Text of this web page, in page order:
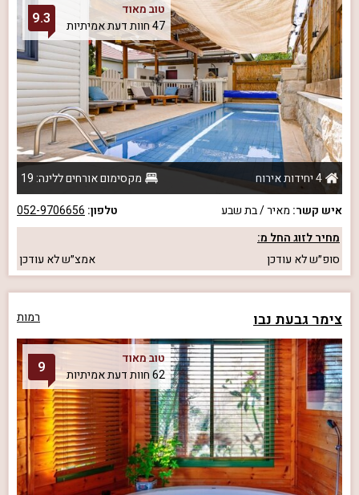
טוב מאוד
47 חוות דעת אמיתיות
9.3
4 יחידות אירוח
מקסימום אורחים ללינה: 19
איש קשר: מאיר / בת שבע טלפון: 052-9706656
מחיר לזוג החל מ:
סופ״שלא עודכן אמצ״שלא עודכן
צימר גבעת נבו רמות
טוב מאוד
62 חוות דעת אמיתיות
9